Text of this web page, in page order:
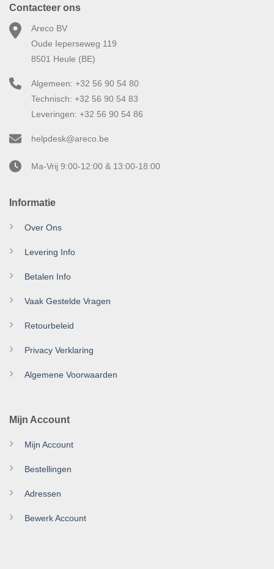
Informatie
Over Ons
Levering Info
Betalen Info
Vaak Gestelde Vragen
Retourbeleid
Privacy Verklaring
Algemene Voorwaarden
Mijn Account
Mijn Account
Bestellingen
Adressen
Bewerk Account
Contacteer ons
Areco BV
Oude Ieperseweg 119
8501 Heule (BE)
Algemeen: +32 56 90 54 80
Technisch: +32 56 90 54 83
Leveringen: +32 56 90 54 86
helpdesk@areco.be
Ma-Vrij 9:00-12:00 & 13:00-18:00